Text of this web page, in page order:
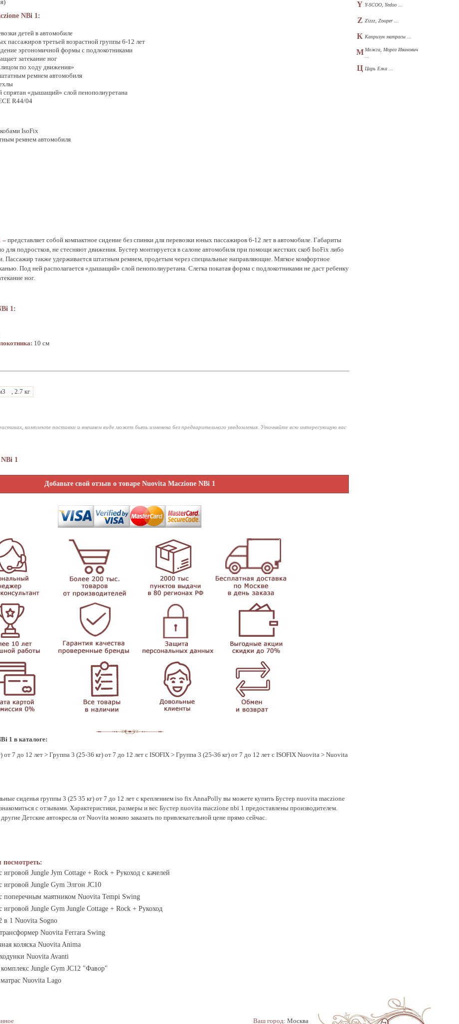
NBi 1:
детей в автомобиле
пассажиров третьей возрастной группы 6-12 лет
эргономичной формы с подлокотниками
затекание ног
по ходу движения»
ремнем автомобиля
спрятан «дышащий» слой пенополиуретана
R44/04
IsoFix
ремнем автомобиля
– представляет собой компактное сидение без спинки для перевозки юных пассажиров 6-12 лет в автомобиле. Габариты
для подростков, не стесняют движения. Бустер монтируется в салоне автомобиля при помощи жестких скоб IsoFix либо
Пассажир также удерживается штатным ремнем, продетым через специальные направляющие. Мягкое комфортное
Под ней располагается «дышащий» слой пенополиуретана. Слегка покатая форма с подлокотниками не даст ребенку
ног.
1:
10 см
, 2.7 кг
комплекте поставки и внешнем виде может быть изменена без предварительного уведомления. Уточняйте всю интересующую вас
1
Добавьте свой отзыв о товаре Nuovita Maczione NBi 1
1 в каталоге:
от 7 до 12 лет > Группа 3 (25-36 кг) от 7 до 12 лет с ISOFIX > Группа 3 (25-36 кг) от 7 до 12 лет с ISOFIX Nuovita > Nuovita
сиденья группы 3 (25 35 кг) от 7 до 12 лет с креплением iso fix AnnaPolly вы можете купить Бустер nuovita maczione
с отзывами. Характеристики, размеры и вес Бустер nuovita maczione nbi 1 предоставлены производителем.
Детские автокресла от Nuovita можно заказать по привлекательной цене прямо сейчас.
посмотреть:
игровой Jungle Jym Cottage + Rock + Рукоход с качелей
игровой Jungle Gym Элгон JC10
поперечным маятником Nuovita Tempi Swing
игровой Jungle Gym Jungle Cottage + Rock + Рукоход
в 1 Nuovita Sogno
Nuovita Ferrara Swing
коляска Nuovita Anima
Nuovita Avanti
Jungle Gym JC12 "Фавор"
Nuovita Lago
Y Y-SCOO, Yedoo ...
Z Zizzz, Zooper ...
К Капризун матрасы ...
М Можга, Мороз Иванович
Ц Царь Елка ...
Ваш город: Москва